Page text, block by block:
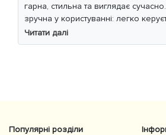
гарна, стильна та виглядає
зручна у користуванні: легко
м’який хід навіть по нерівній дорозі.
комфортно, просторе сидіння та
Читати далі
Популярні розділи